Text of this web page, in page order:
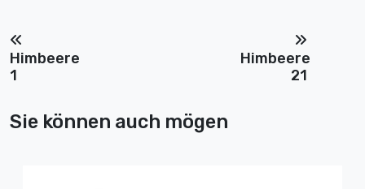
Himbeere
1
Himbeere
21
Sie können auch mögen